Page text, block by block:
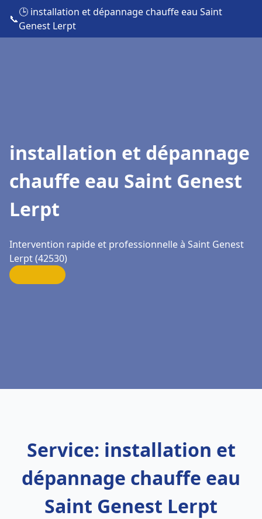
📞
🕒 installation et dépannage chauffe eau Saint
Genest Lerpt
installation et dépannage
chauffe eau Saint Genest
Lerpt
Intervention rapide et professionnelle à Saint Genest
Lerpt (42530)
Service: installation et
dépannage chauffe eau
Saint Genest Lerpt